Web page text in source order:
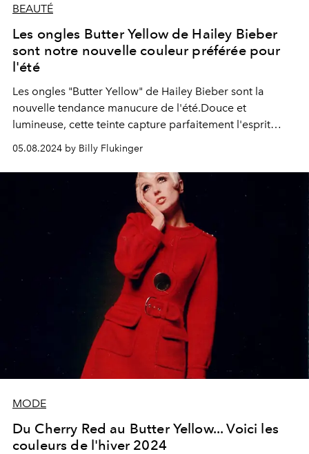
BEAUTÉ
Les ongles Butter Yellow de Hailey Bieber
sont notre nouvelle couleur préférée pour
l'été
Les ongles "Butter Yellow" de Hailey Bieber sont la
nouvelle tendance manucure de l'été.Douce et
lumineuse, cette teinte capture parfaitement l'esprit
05.08.2024 by Billy Flukinger
MODE
Du Cherry Red au Butter Yellow... Voici les
couleurs de l'hiver 2024